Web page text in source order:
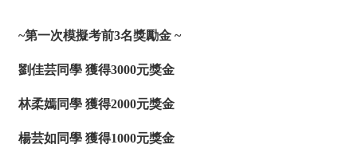
~第一次模擬考前3名獎勵金 ~
劉佳芸同學 獲得3000元獎金
林柔嫣同學 獲得2000元獎金
楊芸如同學 獲得1000元獎金